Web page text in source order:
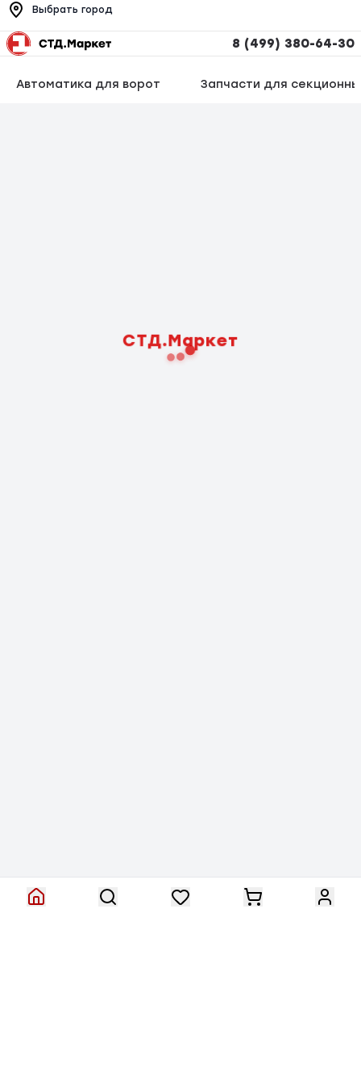
Выбрать город
8 (499) 380-64-30
Автоматика для ворот Запчасти для
СТД.Маркет